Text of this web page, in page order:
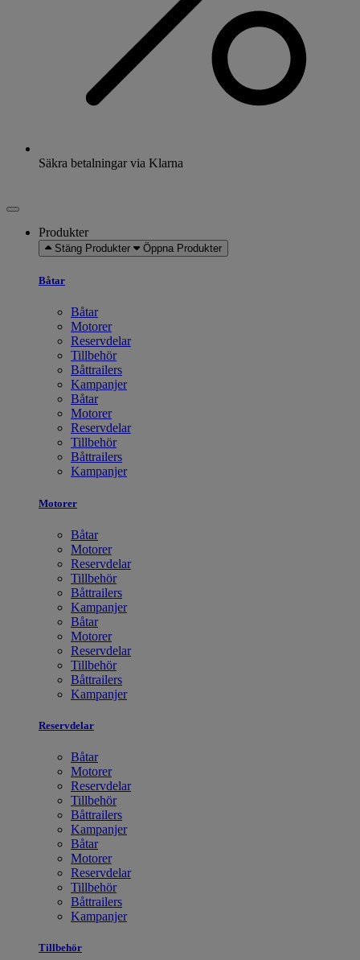
Säkra betalningar via Klarna
Produkter
Stäng Produkter Öppna Produkter
Båtar
Båtar
Motorer
Reservdelar
Tillbehör
Båttrailers
Kampanjer
Båtar
Motorer
Reservdelar
Tillbehör
Båttrailers
Kampanjer
Motorer
Båtar
Motorer
Reservdelar
Tillbehör
Båttrailers
Kampanjer
Båtar
Motorer
Reservdelar
Tillbehör
Båttrailers
Kampanjer
Reservdelar
Båtar
Motorer
Reservdelar
Tillbehör
Båttrailers
Kampanjer
Båtar
Motorer
Reservdelar
Tillbehör
Båttrailers
Kampanjer
Tillbehör